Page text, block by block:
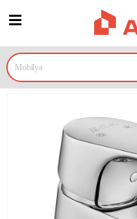
Prijava za članove